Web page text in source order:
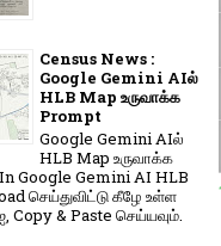
Census News :
Google Gemini AIல்
HLB Map உருவாக்க
Prompt
Google Gemini AIல்
HLB Map உருவாக்க
Google Gemini AI HLB
செய்துவிட்டு கீழே உள்ள
Copy & Paste செய்யவும்.